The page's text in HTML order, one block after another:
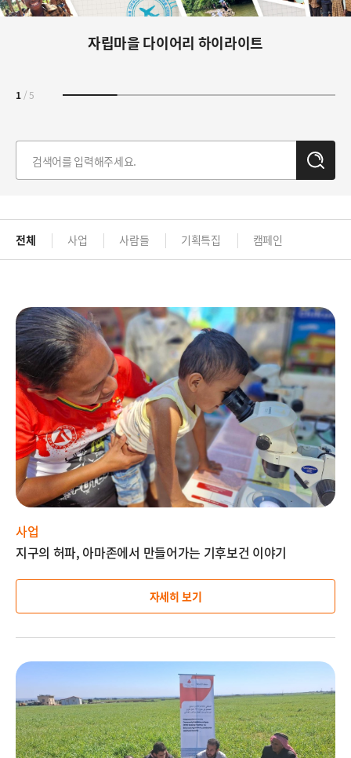
자립마을 다이어리 하이라이트
1/5
전체 사업 사람들 기획특집 캠페인
이
미
지
설
명
사업
지구의 허파, 아마존에서 만들어가는 기후보건 이야기
자세히 보기
이
지
설
명